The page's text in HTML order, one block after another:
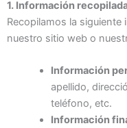
1. Información
Recopilamos la
nuestro sitio web o
Información
apellido,
teléfono, etc.
Información